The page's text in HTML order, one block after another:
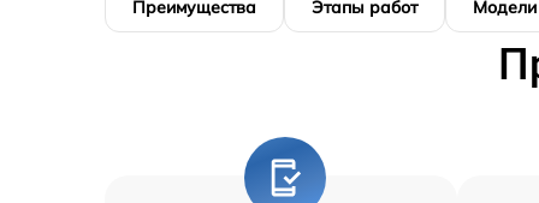
Преимущества Этапы работ Модели